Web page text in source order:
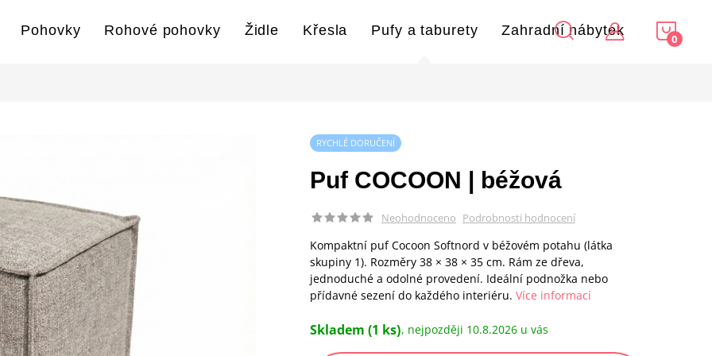
Pohovky Rohové pohovky Židle Křesla Pufy a taburety Zahradní nábytek
RYCHLÉ DORUČENÍ
Puf COCOON | béžová
Neohodnoceno Podrobnosti hodnocení
Kompaktní puf Cocoon Softnord v béžovém potahu (látka
skupiny 1). Rozměry 38 × 38 × 35 cm. Rám ze dřeva,
jednoduché a odolné provedení. Ideální podnožka nebo
přídavné sezení do každého interiéru. Více informací
Skladem (1 ks) 10.8.2026